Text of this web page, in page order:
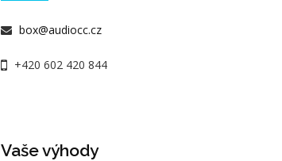
box@audiocc.cz
+420 602 420 844
Vaše výhody